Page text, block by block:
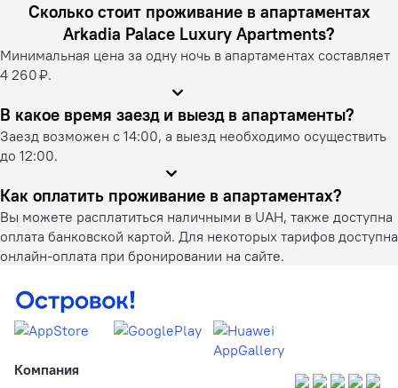
Сколько стоит проживание в апартаментах
Arkadia Palace Luxury Apartments?
Минимальная цена за одну ночь в апартаментах составляет
4 260 ₽.
В какое время заезд и выезд в апартаменты?
Заезд возможен с 14:00, а выезд необходимо осуществить
до 12:00.
Как оплатить проживание в апартаментах?
Вы можете расплатиться наличными в UAH, также доступна
оплата банковской картой. Для некоторых тарифов доступна
онлайн-оплата при бронировании на сайте.
Компания